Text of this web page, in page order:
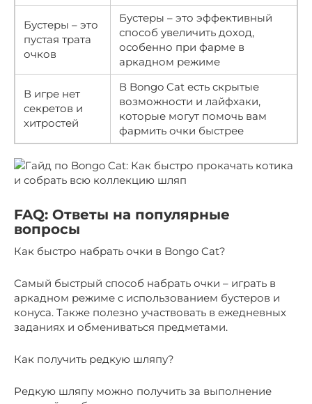
Бустеры – это
пустая трата
очков
Бустеры – это эффективный
способ увеличить доход,
особенно при фарме в
аркадном режиме
В игре нет
секретов и
хитростей
В Bongo Cat есть скрытые
возможности и лайфхаки,
которые могут помочь вам
фармить очки быстрее
FAQ: Ответы на популярные
вопросы
Как быстро набрать очки в Bongo Cat?
Самый быстрый способ набрать очки – играть в
аркадном режиме с использованием бустеров и
конуса. Также полезно участвовать в ежедневных
заданиях и обмениваться предметами.
Как получить редкую шляпу?
Редкую шляпу можно получить за выполнение